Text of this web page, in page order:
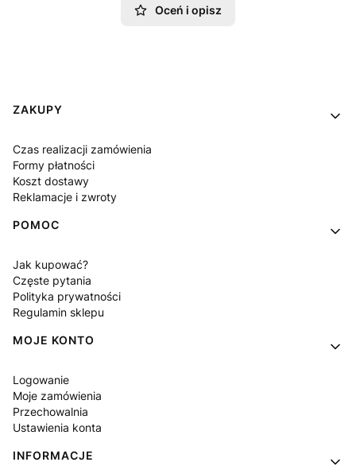
Oceń i opisz
Linki w stopce
ZAKUPY
Czas realizacji zamówienia
Formy płatności
Koszt dostawy
Reklamacje i zwroty
POMOC
Jak kupować?
Częste pytania
Polityka prywatności
Regulamin sklepu
MOJE KONTO
Logowanie
Moje zamówienia
Przechowalnia
Ustawienia konta
INFORMACJE